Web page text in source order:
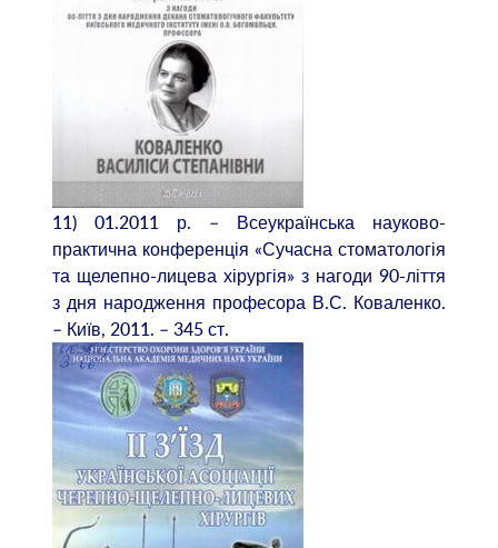
11) 01.2011 р. – Всеукраїнська науково-
практична конференція «Сучасна стоматологія
та щелепно-лицева хірургія» з нагоди 90-ліття
з дня народження професора В.С. Коваленко.
– Київ, 2011. – 345 ст.